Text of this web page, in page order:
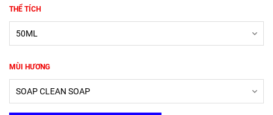
THỂ TÍCH
MÙI HƯƠNG